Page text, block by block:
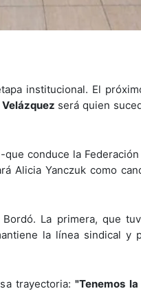
institucional. El
será quien
conduce la
Alicia Yanczuk como
La primera, que
la línea sindical y
trayectoria:"Tenemos